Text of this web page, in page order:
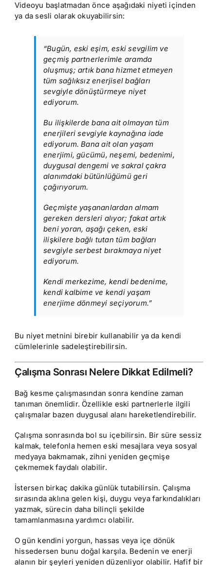
Videoyu başlatmadan önce aşağıdaki niyeti içinden
ya da sesli olarak okuyabilirsin:
“Bugün, eski eşim, eski sevgilim ve
geçmiş partnerlerimle aramda
oluşmuş; artık bana hizmet etmeyen
tüm sağlıksız enerjisel bağları
sevgiyle dönüştürmeye niyet
ediyorum.
Bu ilişkilerde bana ait olmayan tüm
enerjileri sevgiyle kaynağına iade
ediyorum. Bana ait olan yaşam
enerjimi, gücümü, neşemi, bedenimi,
duygusal dengemi ve sakral çakra
alanımdaki bütünlüğümü geri
çağırıyorum.
Geçmişte yaşananlardan almam
gereken dersleri alıyor; fakat artık
beni yoran, aşağı çeken, eski
ilişkilere bağlı tutan tüm bağları
sevgiyle serbest bırakmaya niyet
ediyorum.
Kendi merkezime, kendi bedenime,
kendi kalbime ve kendi yaşam
enerjime dönmeyi seçiyorum.”
Bu niyet metnini birebir kullanabilir ya da kendi
cümlelerinle sadeleştirebilirsin.
Çalışma Sonrası Nelere Dikkat Edilmeli?
Bağ kesme çalışmasından sonra kendine zaman
tanıman önemlidir. Özellikle eski partnerlerle ilgili
çalışmalar bazen duygusal alanı hareketlendirebilir.
Çalışma sonrasında bol su içebilirsin. Bir süre sessiz
kalmak, telefonla hemen eski mesajlara veya sosyal
medyaya bakmamak, zihni yeniden geçmişe
çekmemek faydalı olabilir.
İstersen birkaç dakika günlük tutabilirsin. Çalışma
sırasında aklına gelen kişi, duygu veya farkındalıkları
yazmak, sürecin daha bilinçli şekilde
tamamlanmasına yardımcı olabilir.
O gün kendini yorgun, hassas veya içe dönük
hissedersen bunu doğal karşıla. Bedenin ve enerji
alanın bir şeyleri yeniden düzenliyor olabilir. Hafif bir